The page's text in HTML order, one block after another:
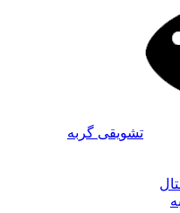
تشویقی گربه